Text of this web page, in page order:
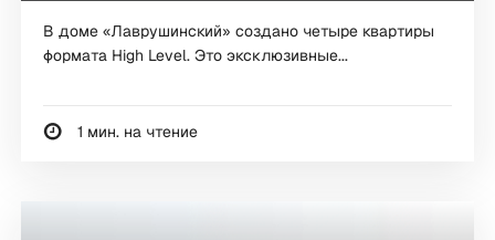
В доме «Лаврушинский» создано четыре квартиры
формата High Level. Это эксклюзивные...
1 мин. на чтение